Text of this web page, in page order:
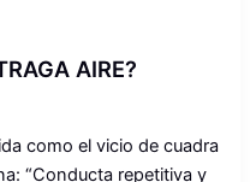
AIRE?
como el vicio de cuadra
“Conducta repetitiva y